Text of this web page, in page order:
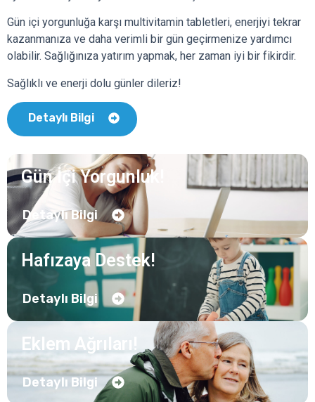
Gün İçi Yorgunluk!
Detaylı Bilgi
Hafızaya Destek!
Detaylı Bilgi
Eklem Ağrıları!
Detaylı Bilgi
Gün içi yorgunluğa karşı multivitamin tabletleri, enerjiyi tekrar
kazanmanıza ve daha verimli bir gün geçirmenize yardımcı
olabilir. Sağlığınıza yatırım yapmak, her zaman iyi bir fikirdir.
Sağlıklı ve enerji dolu günler dileriz!
Detaylı Bilgi